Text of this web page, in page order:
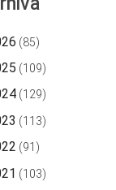
(85)
(109)
(129)
(113)
(91)
(103)